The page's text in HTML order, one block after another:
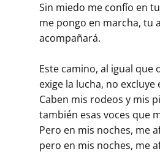
Sin miedo me confío en
me pongo en marcha, tu
acompañará.
Este camino, al igual que
exige la lucha, no excluye
Caben mis rodeos y mis
también esas voces que
Pero en mis noches, me
pero en mis noches, me